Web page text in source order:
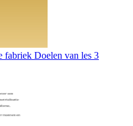
fabriek Doelen van les 3